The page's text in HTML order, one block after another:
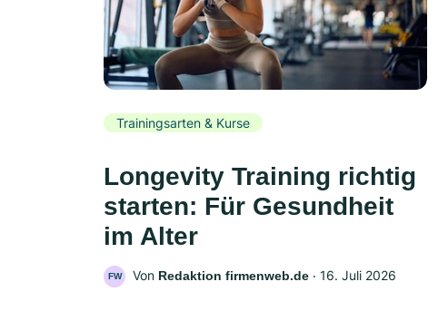
Trainingsarten & Kurse
Longevity Training richtig
starten: Für Gesundheit
im Alter
FW Von Redaktion firmenweb.de ‧ 16. Juli 2026